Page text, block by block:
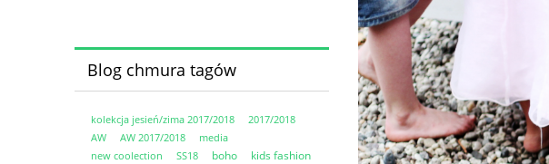
Blog chmura tagów
kolekcja jesień/zima 2017/2018
2017/2018
AW
AW 2017/2018
media
new coolection
SS18 boho kids fashion